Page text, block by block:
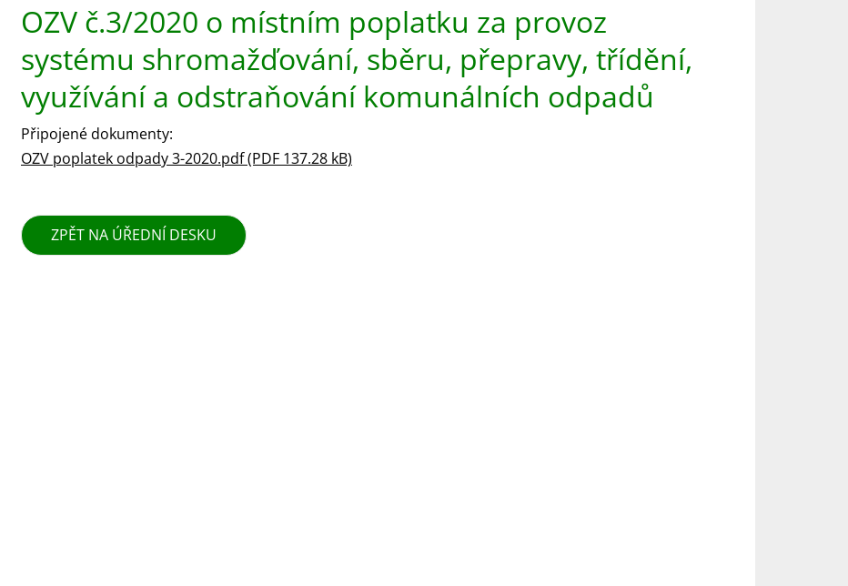
OZV č.3/2020 o místním poplatku za provoz
systému shromažďování, sběru, přepravy, třídění,
využívání a odstraňování komunálních odpadů
Připojené dokumenty:
OZV poplatek odpady 3-2020.pdf (PDF 137.28 kB)
ZPĚT NA ÚŘEDNÍ DESKU